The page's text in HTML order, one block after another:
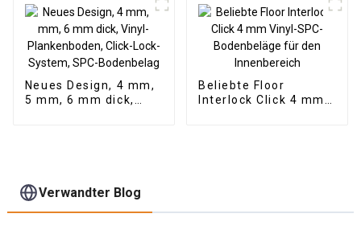
Neues Design, 4 mm,
5 mm, 6 mm dick,
Beliebte Floor
Interlock Click 4 mm
Verwandter Blog